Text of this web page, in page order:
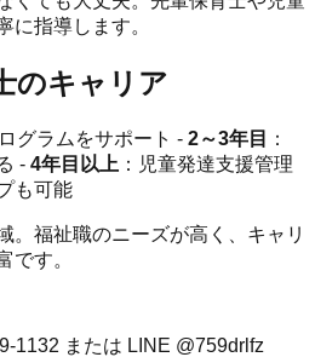
に指導します。
のキャリア
グラムをサポート - 2～3年目
：
- 4年目以上 ：児童発達支援管理
も可能
。福祉職のニーズが高く、キャリ
です。
1132 または LINE @759drlfz